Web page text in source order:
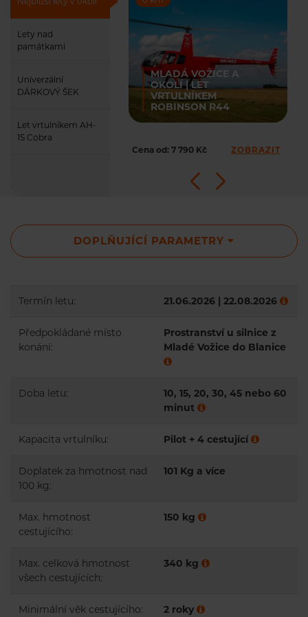
Lety nad
památkami
Univerzální
DÁRKOVÝ ŠEK
Let vrtulníkem AH-
1S Cobra
MLADÁ VOŽICE A
OKOLÍ | LET
VRTULNÍKEM
ROBINSON R44
Cena od: 7 790 Kč ZOBRAZIT
DOPLŇUJÍCÍ PARAMETRY
Termín letu: 21.06.2026 | 22.08.2026
Předpokládané místo
konání:
Prostranství u silnice z
Mladé Vožice do Blanice
Doba letu:
10, 15, 20, 30, 45 nebo 60
minut
Kapacita vrtulníku: Pilot + 4 cestující
Doplatek za hmotnost nad
100 kg:
101 Kg a více
Max. hmotnost
cestujícího:
150 kg
Max. celková hmotnost
všech cestujících:
340 kg
Minimální věk cestujícího: 2 roky